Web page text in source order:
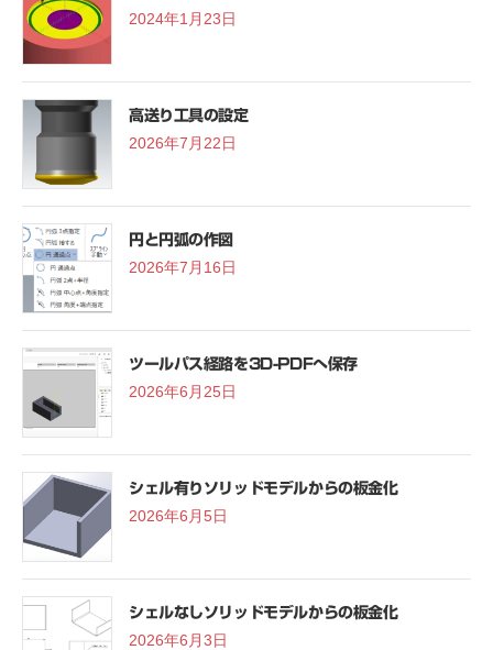
2024年1月23日
高送り工具の設定
2026年7月22日
円と円弧の作図
2026年7月16日
ツールパス経路を3D-PDFへ保存
2026年6月25日
シェル有りソリッドモデルからの板金化
2026年6月5日
シェルなしソリッドモデルからの板金化
2026年6月3日